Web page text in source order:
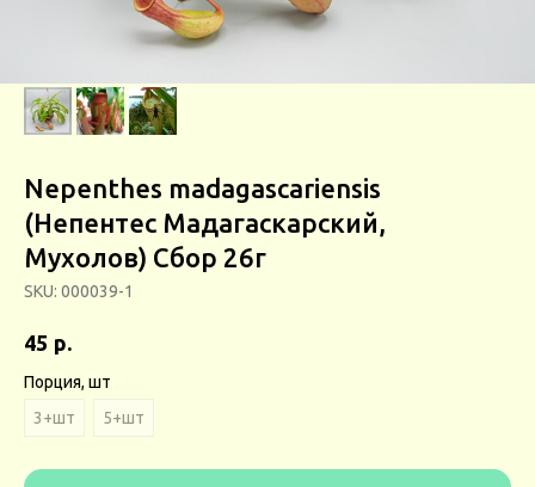
Nepenthes madagascariensis
(Непентес Мадагаскарский,
Мухолов) Сбор 26г
SKU: 000039-1
45 р.
Порция, шт
3+шт
5+шт